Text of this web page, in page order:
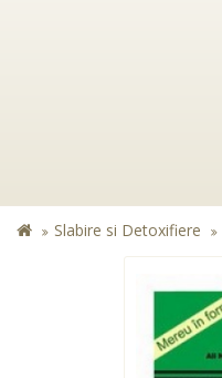
Slabire si Detoxifiere